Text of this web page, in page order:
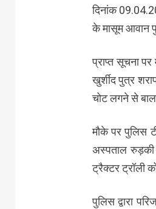
दिनांक
के मासूम आवान
प्राप्त सूचना पर
खुर्शीद पुत्र
चोट लगने से
मौके पर पुलिस
अस्पताल रुड़की
ट्रैक्टर ट्रॉली
पुलिस द्वारा